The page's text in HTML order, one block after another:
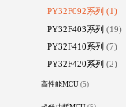
PY32F092系列(1)
PY32F403系列(19)
PY32F410系列(7)
PY32F420系列(2)
高性能MCU(5)